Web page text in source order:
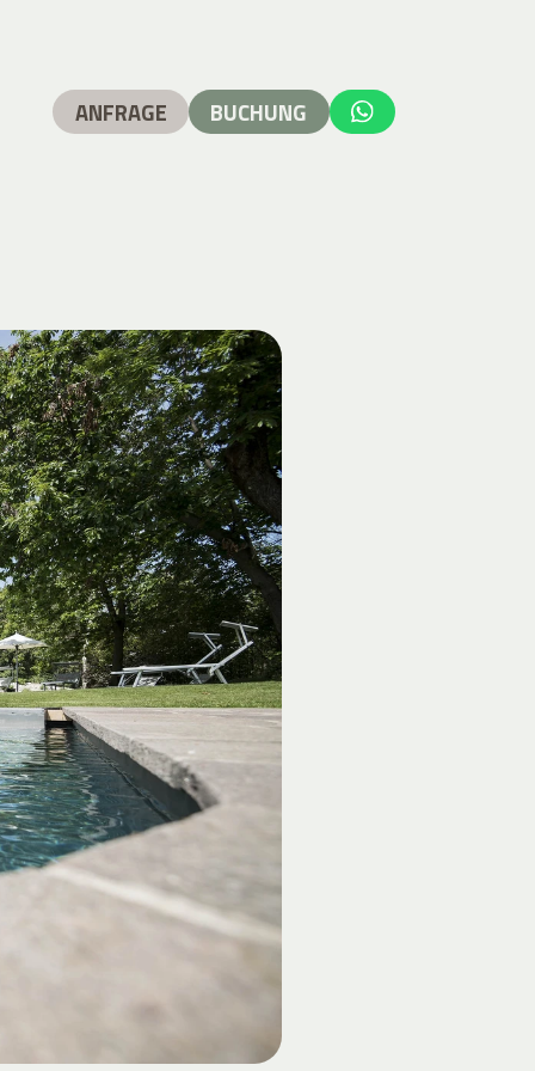
ANFRAGE BUCHUNG